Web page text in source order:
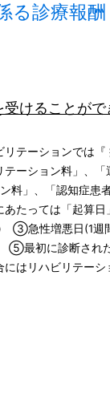
る診療報酬
けることがで
テーションでは『
ーション料」、
料」、「認知症
あたっては「起
③急性増悪日(1週
最初に診断され
はリハビリテーシ